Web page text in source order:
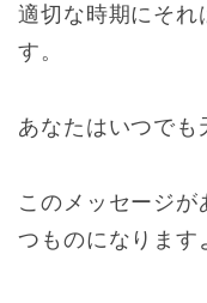
適切な時期にそれ
す。
あなたはいつでも
このメッセージが
つものになります